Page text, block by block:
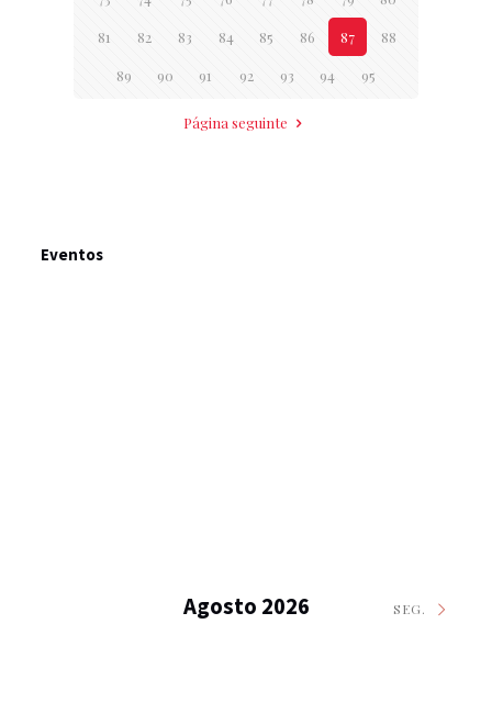
81 82 83 84 85 86 87 88
89 90 91 92 93 94 95
Página seguinte
Eventos
Agosto 2026 SEG.